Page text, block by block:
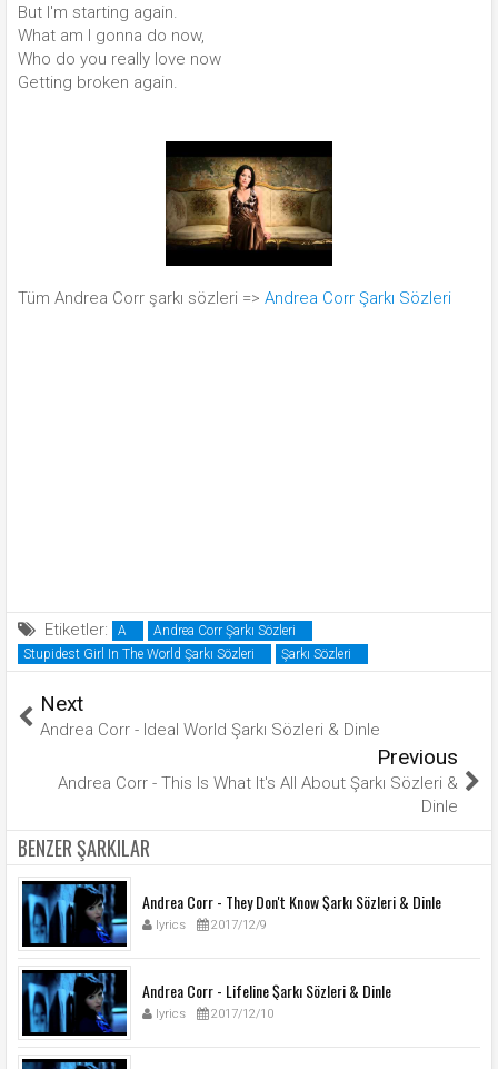
But I'm starting again.
What am I gonna do now,
Who do you really love now
Getting broken again.
Tüm Andrea Corr şarkı sözleri => Andrea Corr Şarkı Sözleri
Etiketler: A
Andrea Corr Şarkı Sözleri
Stupidest Girl In The World Şarkı Sözleri
Şarkı Sözleri
Next
Andrea Corr - Ideal World Şarkı Sözleri & Dinle
Previous
Andrea Corr - This Is What It's All About Şarkı Sözleri &
Dinle
BENZER ŞARKILAR
Andrea Corr - They Don't Know Şarkı Sözleri & Dinle
lyrics 2017/12/9
Andrea Corr - Lifeline Şarkı Sözleri & Dinle
lyrics 2017/12/10